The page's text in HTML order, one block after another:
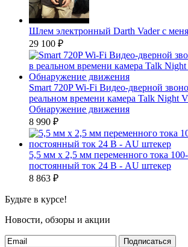
Шлем электронный Darth Vader с
29 100 ₽
Smart 720P Wi-Fi Видео-дверной
реальном времени камера Talk Night
Обнаружение движения
8 990 ₽
5,5 мм х 2,5 мм переменного тока
постоянный ток 24 В - AU штекер
8 863 ₽
Будьте в курсе!
Новости, обзоры и акции
Подписаться